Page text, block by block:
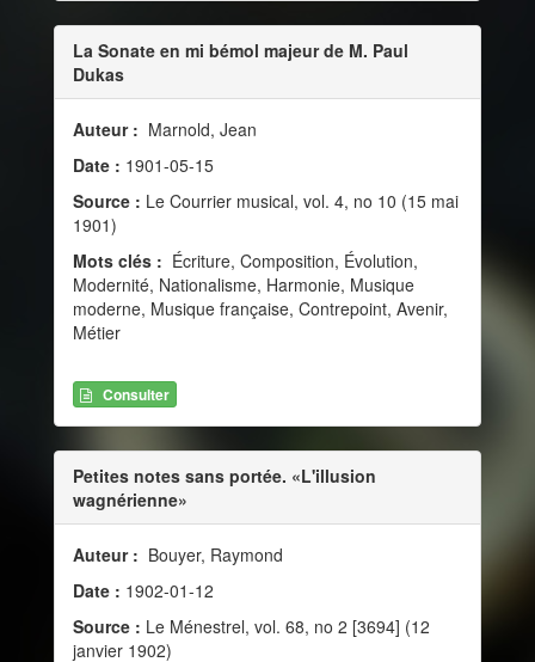
La Sonate en mi bémol majeur de M. Paul
Dukas
Auteur : Marnold, Jean
Date : 1901-05-15
Source : Le Courrier musical, vol. 4, no 10 (15 mai
1901)
Mots clés : Écriture, Composition, Évolution,
Modernité, Nationalisme, Harmonie, Musique
moderne, Musique française, Contrepoint, Avenir,
Métier
Consulter
Petites notes sans portée. «L'illusion
wagnérienne»
Auteur : Bouyer, Raymond
Date : 1902-01-12
Source : Le Ménestrel, vol. 68, no 2 [3694] (12
janvier 1902)